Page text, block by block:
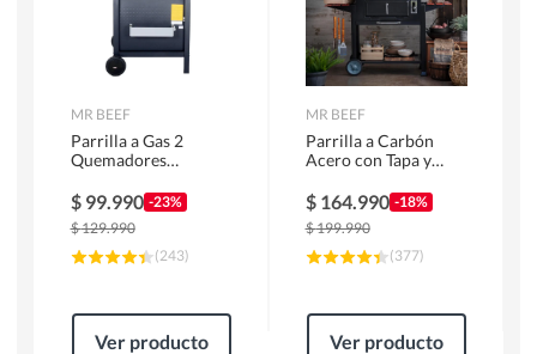
MR BEEF
Parrilla a Gas 2
Quemadores
$ 99.990 -23%
$129.990
(243)
Ver producto
MR BEEF
Parrilla a Carbón
Acero con Tapa y
Termómetro
$ 164.990 -18%
$199.990
(377)
Ver producto